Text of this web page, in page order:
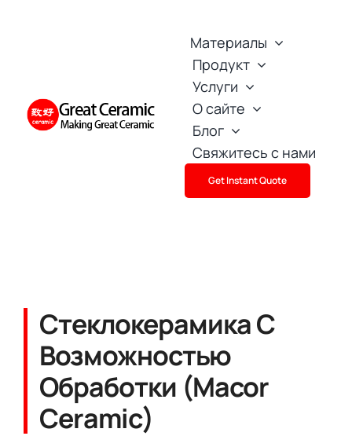
Материалы
Продукт
Услуги
О сайте
Блог
Свяжитесь с нами
Get Instant Quote
Стеклокерамика С
Возможностью
Обработки (Macor
Ceramic)